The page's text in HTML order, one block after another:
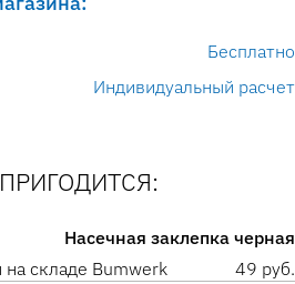
Бесплатно
Индивидуальный расчет
Насечная заклепка черная
на складе Bumwerk 49 руб.